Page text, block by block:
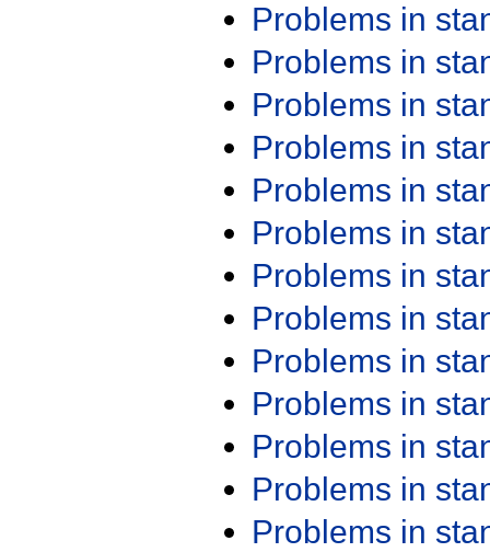
Problems in
Problems in
Problems in
Problems in
Problems in
Problems in
Problems in
Problems in
Problems in
Problems in
Problems in
Problems in
Problems in